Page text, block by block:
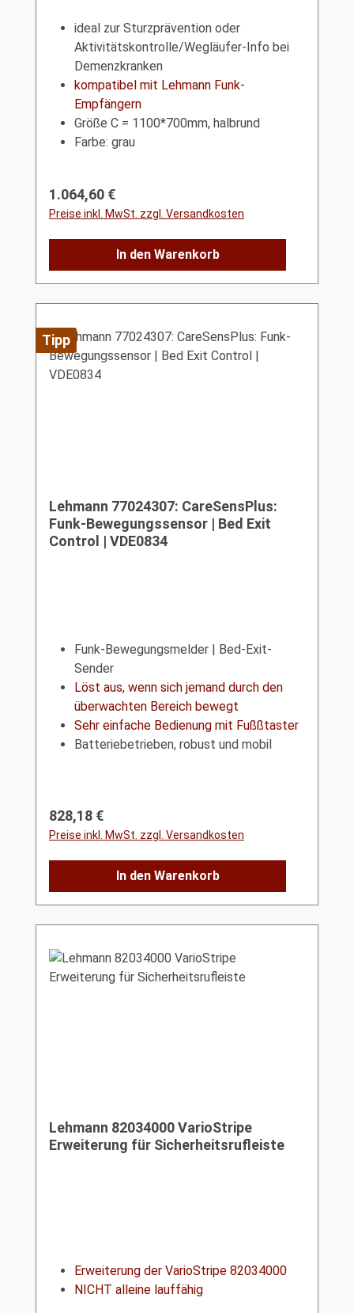
ideal zur Sturzprävention oder
Aktivitätskontrolle/Wegläufer-Info bei
Demenzkranken
kompatibel mit Lehmann Funk-
Empfängern
Größe C = 1100*700mm, halbrund
Farbe: grau
Regulärer Preis:
1.064,60 €
Preise inkl. MwSt. zzgl. Versandkosten
In den Warenkorb
Tipp
Lehmann 77024307: CareSensPlus:
Funk-Bewegungssensor | Bed Exit
Control | VDE0834
Funk-Bewegungsmelder | Bed-Exit-
Sender
Löst aus, wenn sich jemand durch den
überwachten Bereich bewegt
Sehr einfache Bedienung mit Fußßtaster
Batteriebetrieben, robust und mobil
Regulärer Preis:
828,18 €
Preise inkl. MwSt. zzgl. Versandkosten
In den Warenkorb
Lehmann 82034000 VarioStripe
Erweiterung für Sicherheitsrufleiste
Erweiterung der VarioStripe 82034000
NICHT alleine lauffähig